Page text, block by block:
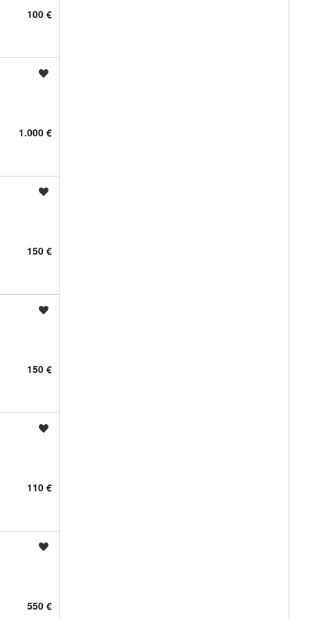
100 €
1.000 €
150 €
150 €
110 €
550 €